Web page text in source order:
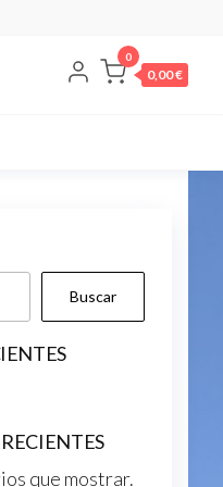
0
0,00 €
Buscar
que mostrar.